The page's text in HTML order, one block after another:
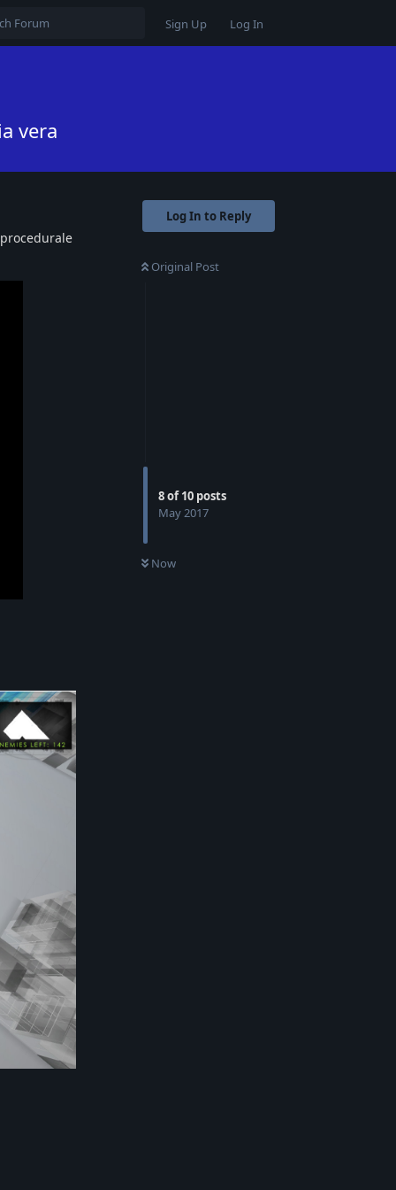
Sign Up Log In
vera
Log In to Reply
Original Post
8of10 posts
May 2017
Now